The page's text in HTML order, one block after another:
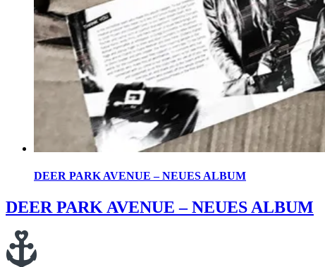
DEER PARK AVENUE – NEUES ALBUM
DEER PARK AVENUE – NEUES ALBUM